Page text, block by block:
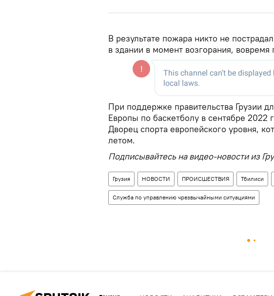
В результате пожара никто не
в здании в момент возгорания, вовремя
При поддержке правительства Грузии
Европы по баскетболу в сентябре 2022
Дворец спорта европейского уровня,
летом.
Подписывайтесь на видео-новости из
Грузия НОВОСТИ ПРОИСШЕСТВИЯ Тбилиси
Служба по управлению чрезвычайными ситуациями